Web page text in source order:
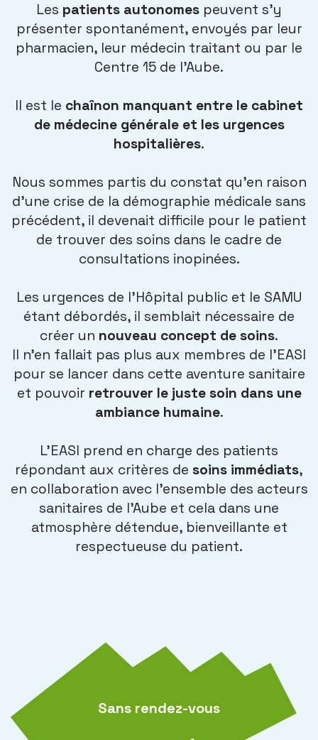
Les patients autonomes peuvent s’y
présenter spontanément, envoyés par leur
pharmacien, leur médecin traitant ou par le
Centre 15 de l’Aube.
Il est le chaînon manquant entre le cabinet
de médecine générale et les urgences
hospitalières.
Nous sommes partis du constat qu’en raison
d’une crise de la démographie médicale sans
précédent, il devenait difficile pour le patient
de trouver des soins dans le cadre de
consultations inopinées.
Les urgences de l’Hôpital public et le SAMU
étant débordés, il semblait nécessaire de
créer un nouveau concept de soins.
Il n’en fallait pas plus aux membres de l’EASI
pour se lancer dans cette aventure sanitaire
et pouvoir retrouver le juste soin dans une
ambiance humaine.
L’EASI prend en charge des patients
répondant aux critères de soins immédiats,
en collaboration avec l’ensemble des acteurs
sanitaires de l’Aube et cela dans une
atmosphère détendue, bienveillante et
respectueuse du patient.
Sans rendez-vous